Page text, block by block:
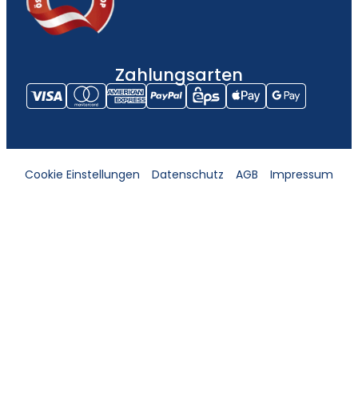
Zahlungsarten
Cookie Einstellungen Datenschutz AGB Impressum